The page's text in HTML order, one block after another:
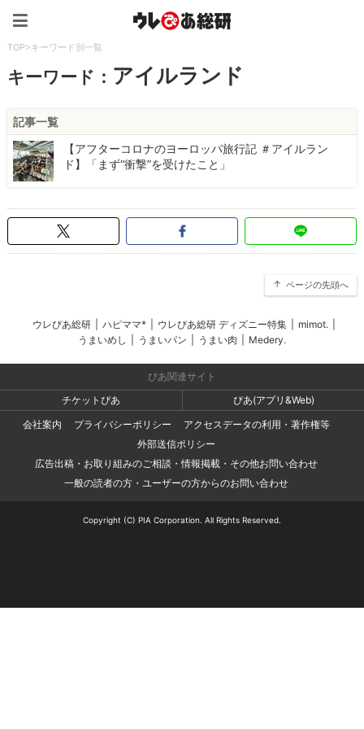
TOP>キーワード別一覧
キーワード： アイルランド
記事一覧
【アフターコロナのヨーロッパ旅行記 ＃アイルラン
ド】「まず“衝撃”を受けたこと」
ページの先頭へ
ウレぴあ総研 ハピママ* ウレぴあ総研 ディズニー特集 mimot.
うまいめし
うまいパン うまい肉 Medery.
ぴあ関連サイト
チケットぴあ
ぴあ(アプリ&Web)
会社案内
プライバシーポリシー
アクセスデータの利用・著作権等
外部送信ポリシー
広告出稿・お取り組みのご相談・情報掲載・その他お問い合わせ
一般の読者の方・ユーザーの方からのお問い合わせ
Copyright (C) PIA Corporation. All Rights Reserved.